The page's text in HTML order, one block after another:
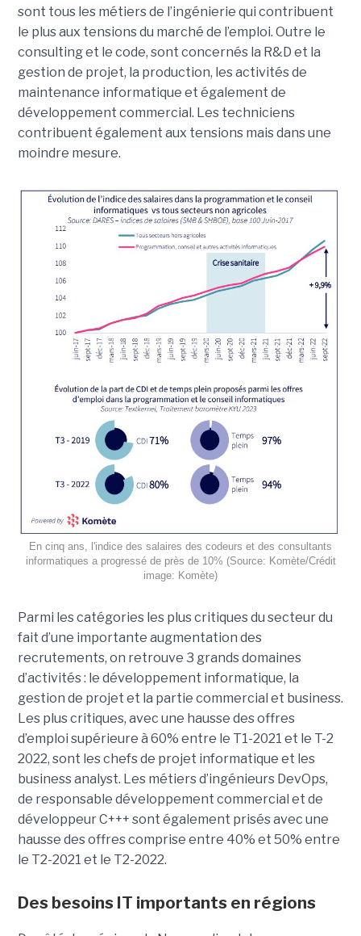
sont tous les métiers de l’ingénierie qui contribuent
le plus aux tensions du marché de l’emploi. Outre le
consulting et le code, sont concernés la R&D et la
gestion de projet, la production, les activités de
maintenance informatique et également de
développement commercial. Les techniciens
contribuent également aux tensions mais dans une
moindre mesure.
En cinq ans, l'indice des salaires des codeurs et des consultants
informatiques a progressé de près de 10% (Source: Komète/Crédit
image: Komète)
Parmi les catégories les plus critiques du secteur du
fait d’une importante augmentation des
recrutements, on retrouve 3 grands domaines
d’activités : le développement informatique, la
gestion de projet et la partie commercial et business.
Les plus critiques, avec une hausse des offres
d’emploi supérieure à 60% entre le T1-2021 et le T-2
2022, sont les chefs de projet informatique et les
business analyst. Les métiers d’ingénieurs DevOps,
de responsable développement commercial et de
développeur C+++ sont également prisés avec une
hausse des offres comprise entre 40% et 50% entre
le T2-2021 et le T2-2022.
Des besoins IT importants en régions